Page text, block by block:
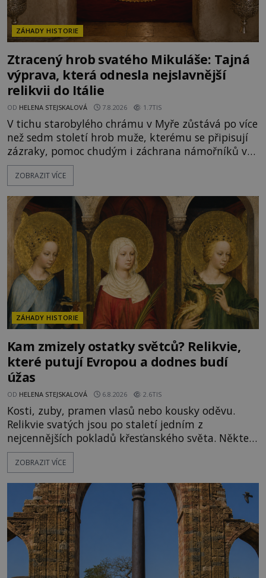
ZÁHADY HISTORIE
Ztracený hrob svatého Mikuláše: Tajná
výprava, která odnesla nejslavnější
relikvii do Itálie
OD HELENA STEJSKALOVÁ 7.8.2026 1.7TIS
V tichu starobylého chrámu v Myře zůstává po více
než sedm století hrob muže, kterému se připisují
zázraky, pomoc chudým i záchrana námořníků v
bouřích. Pak ale přichází rok 1087 a klidné místo
se mění v dějiště podivné noční výpravy. Skupina
Mikuláše a odváží jeho ostatky přes moře do Bari.
Je to zbožná záchrana před nebezpečím, nebo
promyšlená krádež,
ZOBRAZIT VÍCE
ZÁHADY HISTORIE
Kam zmizely ostatky světců? Relikvie,
které putují Evropou a dodnes budí
úžas
OD HELENA STEJSKALOVÁ 6.8.2026 2.6TIS
Kosti, zuby, pramen vlasů nebo kousky oděvu.
Relikvie svatých jsou po staletí jedním z
nejcennějších pokladů křesťanského světa. Některé
mají pečlivě doloženou historii, jiné provází
záhady, krádeže i nečekané objevy. Jejich osudy
o skutečné historické události. Ve středověké
Evropě mají relikvie mimořádnou hodnotu. Nejsou
jen předmětem úcty
ZOBRAZIT VÍCE